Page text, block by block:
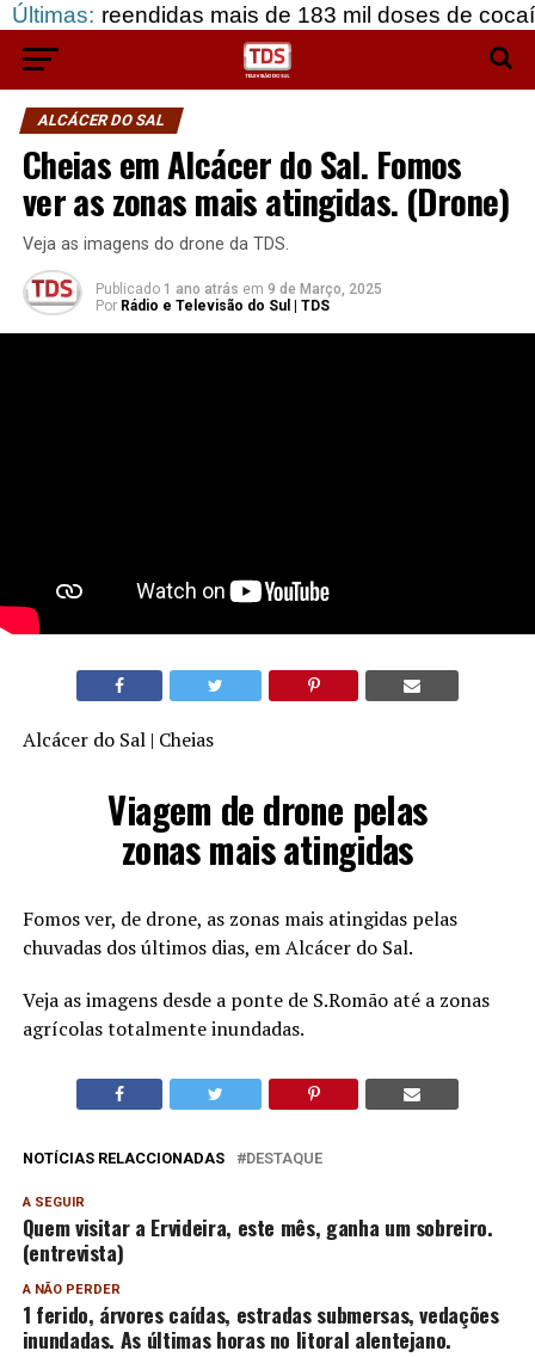
Últimas:mais de 183 mil doses de cocaína, em
ALCÁCER DO SAL
Cheias em Alcácer do Sal. Fomos
ver as zonas mais atingidas. (Drone)
Veja as imagens do drone da TDS.
Publicado 1 ano atrás em 9 de Março, 2025
Por Rádio e Televisão do Sul | TDS
Alcácer do Sal | Cheias
Viagem de drone pelas
zonas mais atingidas
Fomos ver, de drone, as zonas mais atingidas pelas
chuvadas dos últimos dias, em Alcácer do Sal.
Veja as imagens desde a ponte de S.Romão até a zonas
agrícolas totalmente inundadas.
NOTÍCIAS RELACCIONADAS DESTAQUE
A SEGUIR
Quem visitar a Ervideira, este mês, ganha um sobreiro.
(entrevista)
A NÃO PERDER
1 ferido, árvores caídas, estradas submersas, vedações
inundadas. As últimas horas no litoral alentejano.